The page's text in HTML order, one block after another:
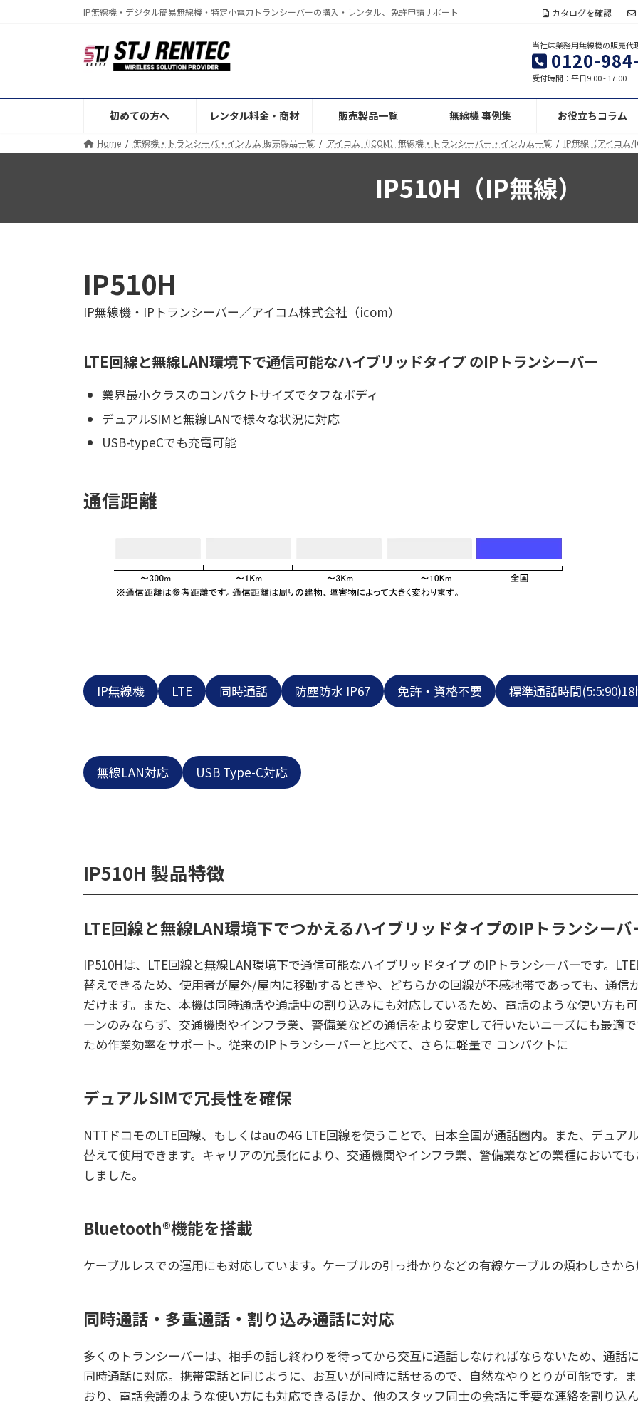
へ
ッ
ョ
移
IP無線機・デジタル簡易無線機・特定小電力トランシーバーの購入・レンタル、免許申請サポート カタログを確認
当社は業務用無線機の販売代
0120-
受付時間：平日9:00 - 17:00
初めての方へ レンタル料金・商材 販売製品一覧 無線機 事例集 お役立ちコラム
Home 無線機・トランシーバ・インカム 販売製品一覧 アイコム（ICOM）無線機・トランシーバー・インカム一覧 IP無線（アイコム/
IP510H（IP無線）
IP510H
IP無線機・IPトランシーバー／アイコム株式会社（icom）
LTE回線と無線LAN環境下で通信可能なハイブリッドタイプ のIPトランシーバー
業界最小クラスのコンパクトサイズでタフなボディ
デュアルSIMと無線LANで様々な状況に対応
USB-typeCでも充電可能
通信距離
IP無線機 LTE 同時通話 防塵防水 IP67 免許・資格不要 標準通話時間
無線LAN対応 USB Type-C対応
IP510H 製品特徴
LTE回線と無線LAN環境下でつかえるハイブリッドタイプのIPトランシーバ
IP510Hは、LTE回線と無線LAN環境下で通信可能なハイブリッドタイプ のIPトランシーバーです。
替えできるため、使用者が屋外/屋内に移動するときや、どちらかの回線が不感地帯であっても、通
だけます。また、本機は同時通話や通話中の割り込みにも対応しているため、電話のような使い方も
ーンのみならず、交通機関やインフラ業、警備業などの通信をより安定して行いたいニーズにも最適
ため作業効率をサポート。従来のIPトランシーバーと比べて、さらに軽量で コンパクトに
デュアルSIMで冗長性を確保
NTTドコモのLTE回線、もしくはauの4G LTE回線を使うことで、日本全国が通話圏内。また、デュア
替えて使用できます。キャリアの冗長化により、交通機関やインフラ業、警備業などの業種において
しました。
Bluetooth®機能を搭載
ケーブルレスでの運用にも対応しています。ケーブルの引っ掛かりなどの有線ケーブルの煩わしさか
同時通話・多重通話・割り込み通話に対応
多くのトランシーバーは、相手の話し終わりを待ってから交互に通話しなければならないため、通話
同時通話に対応。携帯電話と同じように、お互いが同時に話せるので、自然なやりとりが可能です。
おり、電話会議のような使い方にも対応できるほか、他のスタッフ同士の会話に重要な連絡を割り込ん